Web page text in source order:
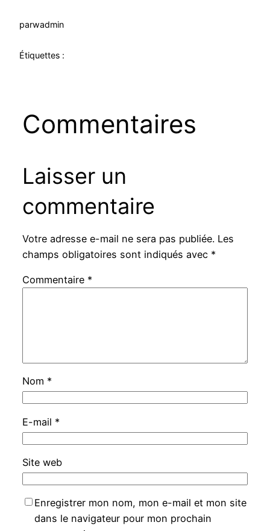
parwadmin
Étiquettes :
Commentaires
Laisser un
commentaire
Votre adresse e-mail ne sera pas publiée. Les
champs obligatoires sont indiqués avec *
Commentaire *
Nom *
E-mail *
Site web
Enregistrer mon nom, mon e-mail et mon site
dans le navigateur pour mon prochain